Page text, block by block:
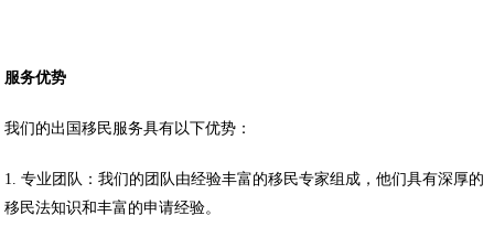
服务优势
我们的出国移民服务具有以下优势：
1. 专业团队：我们的团队由经验丰富的移民专家组成，他们具有深厚的
移民法知识和丰富的申请经验。